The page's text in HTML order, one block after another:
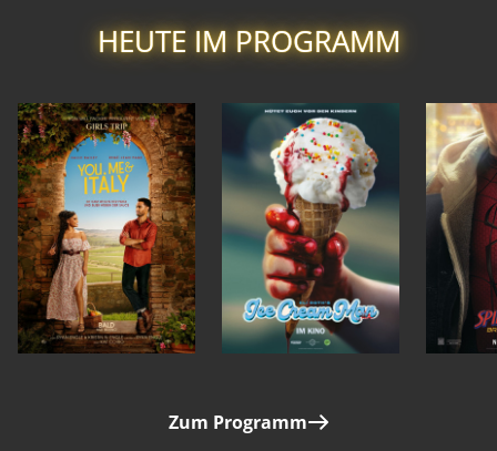
HEUTE IM PROGRAMM
Zum Programm